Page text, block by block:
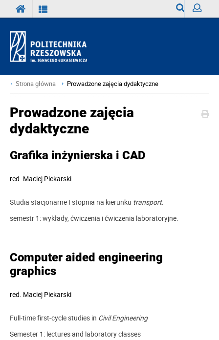
Strona główna Prowadzone zajęcia dydaktyczne
Prowadzone zajęcia
dydaktyczne
Grafika inżynierska i CAD
red. Maciej Piekarski
Studia stacjonarne I stopnia na kierunku transport:
semestr 1: wykłady, ćwiczenia i ćwiczenia laboratoryjne.
Computer aided engineering
graphics
red. Maciej Piekarski
Full-time first-cycle studies in Civil Engineering
Semester 1: lectures and laboratory classes